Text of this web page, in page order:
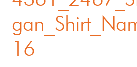
Klangmassage
16